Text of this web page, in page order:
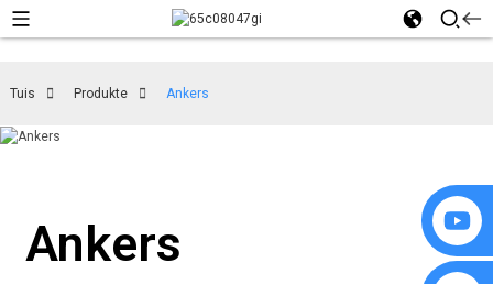
Tuis Produkte Ankers
Ankers